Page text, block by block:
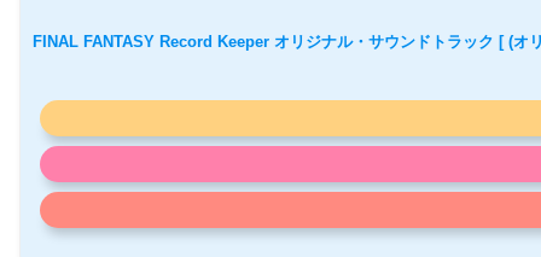
FINAL FANTASY Record Keeper オリジナル・サウンドトラック [ (オ